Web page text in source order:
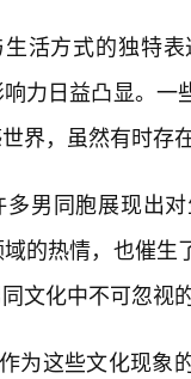
活方式的独特
力日益凸显。
界，虽然有时存
男同胞展现出
的热情，也催
文化中不可忽视
为这些文化现